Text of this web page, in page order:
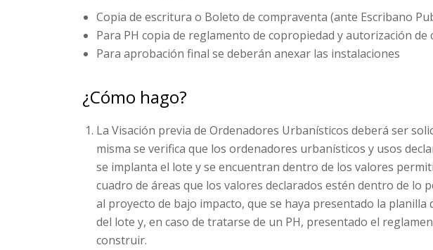
Copia de escritura o Boleto de compraventa (ante Escribano
Para PH copia de reglamento de copropiedad y autorización
Para aprobación final se deberán anexar las instalaciones
¿Cómo hago?
La Visación previa de Ordenadores Urbanísticos deberá ser
misma se verifica que los ordenadores urbanísticos y usos
se implanta el lote y se encuentran dentro de los valores
cuadro de áreas que los valores declarados estén dentro de lo
al proyecto de bajo impacto, que se haya presentado la
del lote y, en caso de tratarse de un PH, presentado el
construir.